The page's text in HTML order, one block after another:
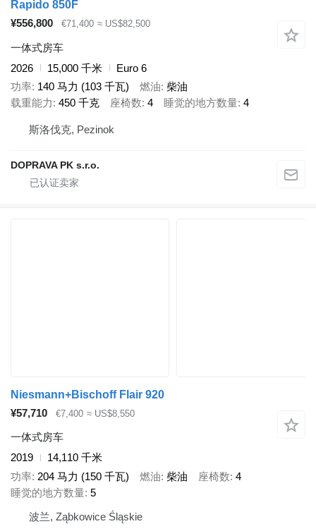
Rapido 850F
¥556,800
€71,400 ≈ US$82,500
一体式房车
2026
15,000 千米
Euro 6
功率 140 马力 (103 千瓦) 燃油 柴油
载重能力 450 千克 座椅数 4 睡觉的地方数量 4
斯洛伐克, Pezinok
DOPRAVA PK s.r.o.
Niesmann+Bischoff Flair 920
¥57,710
€7,400 ≈ US$8,550
一体式房车
2019
14,110 千米
功率 204 马力 (150 千瓦) 燃油 柴油 座椅数 4
睡觉的地方数量 5
波兰, Ząbkowice Śląskie